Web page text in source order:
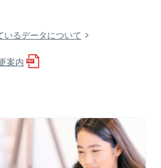
るデータについて
案内